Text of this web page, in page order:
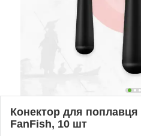
Конектор для
FanFish, 10 шт